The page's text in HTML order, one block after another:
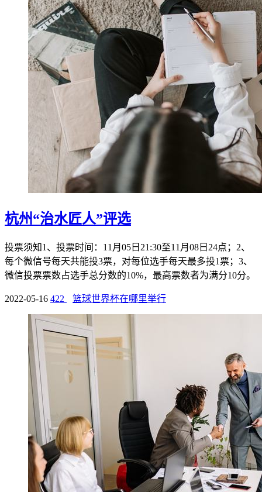
杭州“治水匠人”评选
投票须知1、投票时间：11月05日21:30至11月08日24点；2、
每个微信号每天共能投3票，对每位选手每天最多投1票；3、
微信投票票数占选手总分数的10%，最高票数者为满分10分。
2022-05-16 422 篮球世界杯在哪里举行